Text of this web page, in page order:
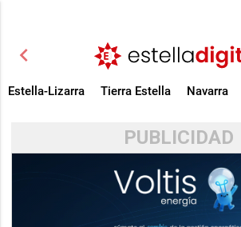
chevron_left
Estella-Lizarra Tierra Estella Navarra
PUBLICIDAD